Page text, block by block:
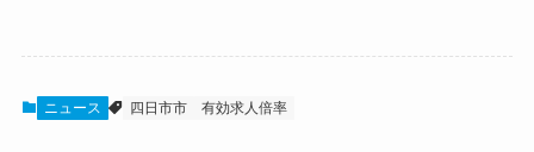
ニュース 四日市市 有効求人倍率